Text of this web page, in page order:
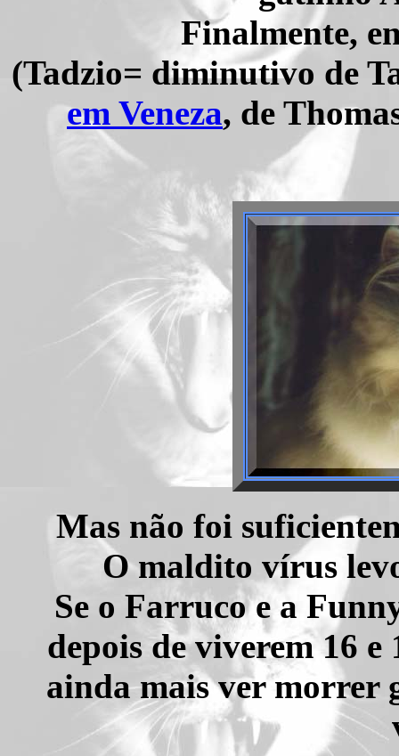
Finalmente,
(Tadzio= diminutivo de
em Veneza, de
Mas não foi
O maldito vírus
Se o Farruco e a
depois de viverem 16 e
ainda mais ver morrer